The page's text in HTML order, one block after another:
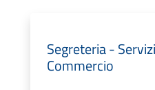
Segreteria -
Commercio